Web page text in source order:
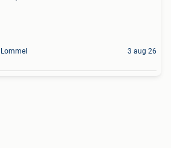
Lommel 3 aug 26